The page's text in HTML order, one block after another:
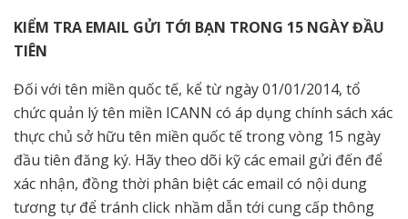
KIỂM TRA EMAIL GỬI TỚI BẠN TRONG 15 NGÀY ĐẦU
TIÊN
Đối với tên miền quốc tế, kể từ ngày 01/01/2014, tổ
chức quản lý tên miền ICANN có áp dụng chính sách xác
thực chủ sở hữu tên miền quốc tế trong vòng 15 ngày
đầu tiên đăng ký. Hãy theo dõi kỹ các email gửi đến để
xác nhận, đồng thời phân biệt các email có nội dung
tương tự để tránh click nhầm dẫn tới cung cấp thông